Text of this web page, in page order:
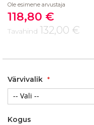
of
the
images
gallery
Ole esimene arvustaja
Soodushind
118,80 €
Tavahind 132,00 €
Värvivalik
Kogus